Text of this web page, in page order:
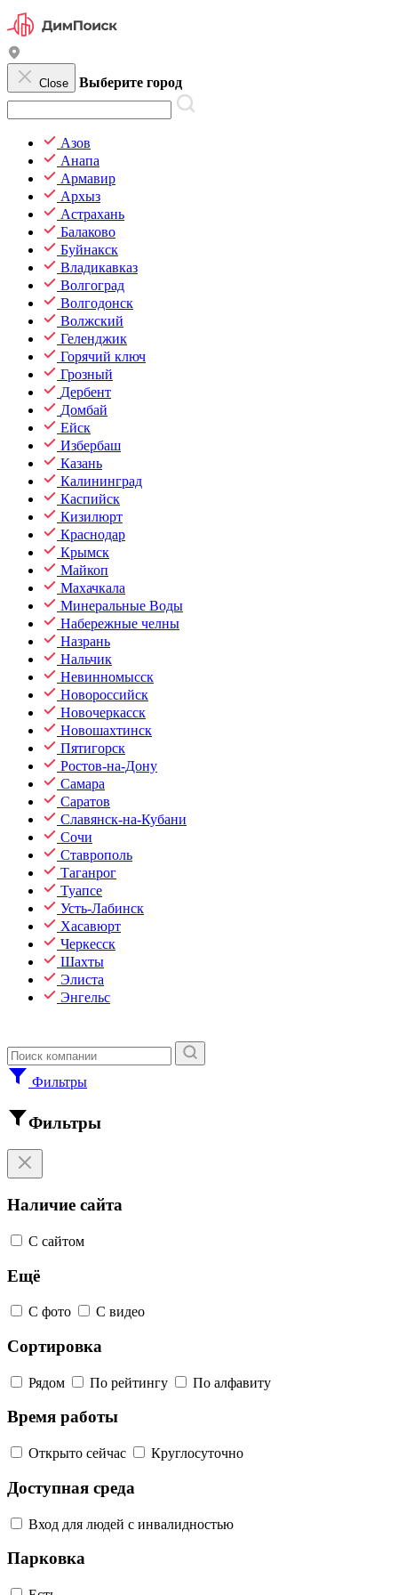
Close Выберите город
Азов
Анапа
Армавир
Архыз
Астрахань
Балаково
Буйнакск
Владикавказ
Волгоград
Волгодонск
Волжский
Геленджик
Горячий ключ
Грозный
Дербент
Домбай
Ейск
Избербаш
Казань
Калининград
Каспийск
Кизилюрт
Краснодар
Крымск
Майкоп
Махачкала
Минеральные Воды
Набережные челны
Назрань
Нальчик
Невинномысск
Новороссийск
Новочеркасск
Новошахтинск
Пятигорск
Ростов-на-Дону
Самара
Саратов
Славянск-на-Кубани
Сочи
Ставрополь
Таганрог
Туапсе
Усть-Лабинск
Хасавюрт
Черкесск
Шахты
Элиста
Энгельс
Фильтры
Фильтры
Наличие сайта
С сайтом
Ещё
С фото С видео
Сортировка
Рядом По рейтингу По алфавиту
Время работы
Открыто сейчас Круглосуточно
Доступная среда
Вход для людей с инвалидностью
Парковка